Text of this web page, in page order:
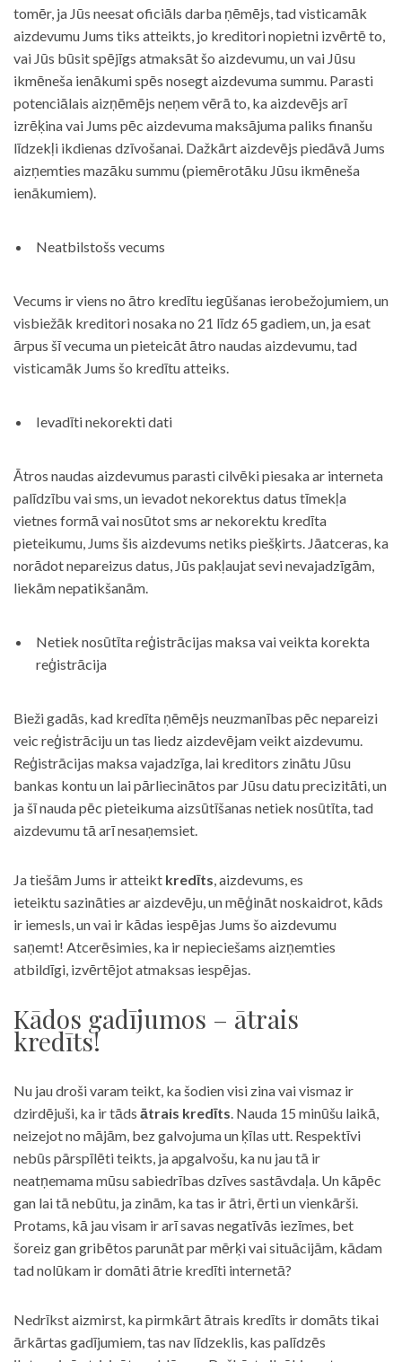
tomēr, ja Jūs neesat oficiāls darba ņēmējs, tad visticamāk
aizdevumu Jums tiks atteikts, jo kreditori nopietni izvērtē to,
vai Jūs būsit spējīgs atmaksāt šo aizdevumu, un vai Jūsu
ikmēneša ienākumi spēs nosegt aizdevuma summu. Parasti
potenciālais aizņēmējs neņem vērā to, ka aizdevējs arī
izrēķina vai Jums pēc aizdevuma maksājuma paliks finanšu
līdzekļi ikdienas dzīvošanai. Dažkārt aizdevējs piedāvā Jums
aizņemties mazāku summu (piemērotāku Jūsu ikmēneša
ienākumiem).
Neatbilstošs vecums
Vecums ir viens no ātro kredītu iegūšanas ierobežojumiem, un
visbiežāk kreditori nosaka no 21 līdz 65 gadiem, un, ja esat
ārpus šī vecuma un pieteicāt ātro naudas aizdevumu, tad
visticamāk Jums šo kredītu atteiks.
Ievadīti nekorekti dati
Ātros naudas aizdevumus parasti cilvēki piesaka ar interneta
palīdzību vai sms, un ievadot nekorektus datus tīmekļa
vietnes formā vai nosūtot sms ar nekorektu kredīta
pieteikumu, Jums šis aizdevums netiks piešķirts. Jāatceras, ka
norādot nepareizus datus, Jūs pakļaujat sevi nevajadzīgām,
liekām nepatikšanām.
Netiek nosūtīta reģistrācijas maksa vai veikta korekta
reģistrācija
Bieži gadās, kad kredīta ņēmējs neuzmanības pēc nepareizi
veic reģistrāciju un tas liedz aizdevējam veikt aizdevumu.
Reģistrācijas maksa vajadzīga, lai kreditors zinātu Jūsu
bankas kontu un lai pārliecinātos par Jūsu datu precizitāti, un
ja šī nauda pēc pieteikuma aizsūtīšanas netiek nosūtīta, tad
aizdevumu tā arī nesaņemsiet.
Ja tiešām Jums ir atteikt kredīts, aizdevums, es
ieteiktu sazināties ar aizdevēju, un mēģināt noskaidrot, kāds
ir iemesls, un vai ir kādas iespējas Jums šo aizdevumu
saņemt! Atcerēsimies, ka ir nepieciešams aizņemties
atbildīgi, izvērtējot atmaksas iespējas.
Kādos gadījumos – ātrais
kredīts!
Nu jau droši varam teikt, ka šodien visi zina vai vismaz ir
dzirdējuši, ka ir tāds ātrais kredīts. Nauda 15 minūšu laikā,
neizejot no mājām, bez galvojuma un ķīlas utt. Respektīvi
nebūs pārspīlēti teikts, ja apgalvošu, ka nu jau tā ir
neatņemama mūsu sabiedrības dzīves sastāvdaļa. Un kāpēc
gan lai tā nebūtu, ja zinām, ka tas ir ātri, ērti un vienkārši.
Protams, kā jau visam ir arī savas negatīvās iezīmes, bet
šoreiz gan gribētos parunāt par mērķi vai situācijām, kādam
tad nolūkam ir domāti ātrie kredīti internetā?
Nedrīkst aizmirst, ka pirmkārt ātrais kredīts ir domāts tikai
ārkārtas gadījumiem, tas nav līdzeklis, kas palīdzēs